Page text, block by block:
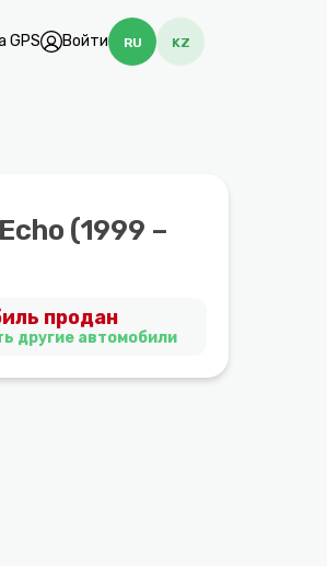
GPS Войти RU KZ
(1999 –
продан
другие автомобили